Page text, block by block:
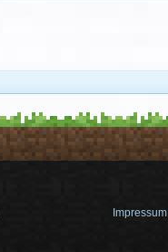
Impressum